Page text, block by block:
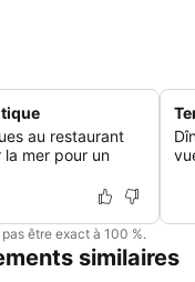
au restaurant
mer pour un
pas être exact à 100 %.
similaires